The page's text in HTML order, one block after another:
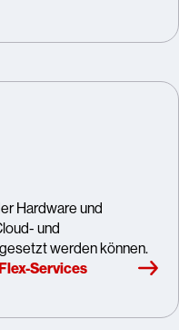
Hardware und
und
werden können.
Services